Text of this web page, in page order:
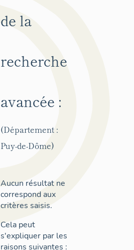
de la
recherche
avancée :
(Département :
Puy-de-Dôme)
Aucun résultat ne
correspond aux
critères saisis.
Cela peut
s'expliquer par les
raisons suivantes :